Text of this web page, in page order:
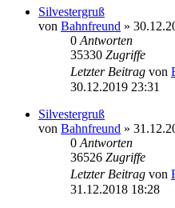
Silvestergruß
von Bahnfreund »
0 Antworten
35330 Zugriffe
Letzter Beitrag von
30.12.2019 23:31
Silvestergruß
von Bahnfreund »
0 Antworten
36526 Zugriffe
Letzter Beitrag von
31.12.2018 18:28